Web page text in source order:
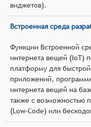
виджетов).
Встроенная среда
Функции Встроенной
интернета вещей (IoT)
платформу для
приложений,
интернета вещей на
также с возможностью
(Low-Code) или